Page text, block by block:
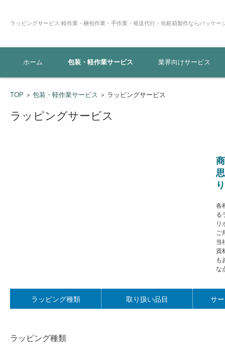
ラッピングサービス 軽作業・梱包作業・
ホーム
包装・軽作業サービス 業界向けサービス
TOP > 包装・軽作業サービス > ラッピングサービス
ラッピングサービス
各
る
リ
ご
当
資
も
な
ラッピング種類 取り扱い品目 サ
ラッピング種類